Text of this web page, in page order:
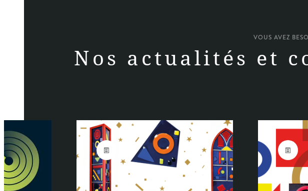
VOUS AVEZ
Nos actualités et